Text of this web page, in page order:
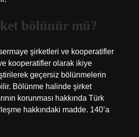
bölünür mü?
şirketleri ve kooperatifler
kooperatifler olarak ikiye
geçersiz bölünmelerin
Bölünme halinde şirket
korunması hakkında Türk
hakkındaki madde. 140’a